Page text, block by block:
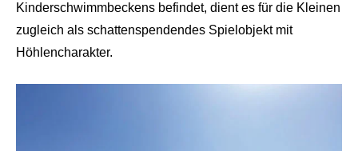
Kinderschwimmbeckens befindet, dient es für die Kleinen
zugleich als schattenspendendes Spielobjekt mit
Höhlencharakter.